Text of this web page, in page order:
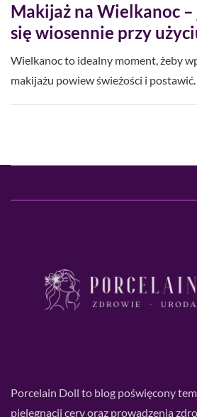
Makijaż na Wielkanoc
się wiosennie przy
Wielkanoc to idealny moment, żeby
makijażu powiew świeżości i
Porcelain Doll to blog poświęcony
pielęgnacji cery oraz prowadzenia